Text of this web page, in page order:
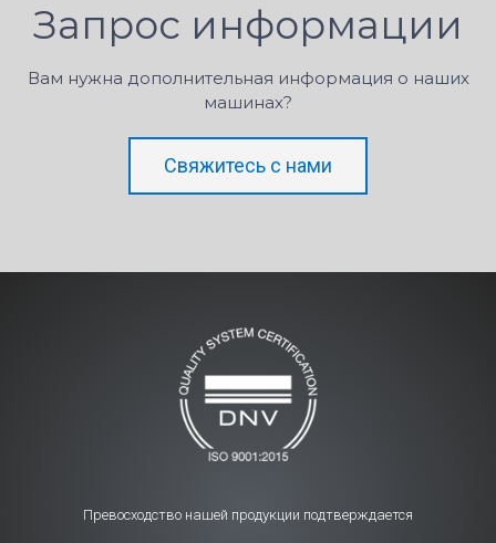
Запрос информации
Вам нужна дополнительная информация о наших
машинах?
Свяжитесь с нами
Превосходство нашей продукции подтверждается